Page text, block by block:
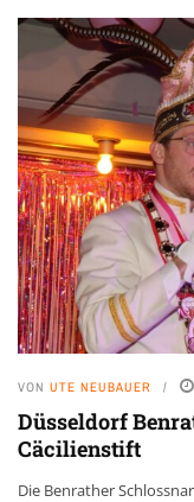
VON UTE NEUBAUER
Düsseldorf
Cäcilienstift
Die Benrather